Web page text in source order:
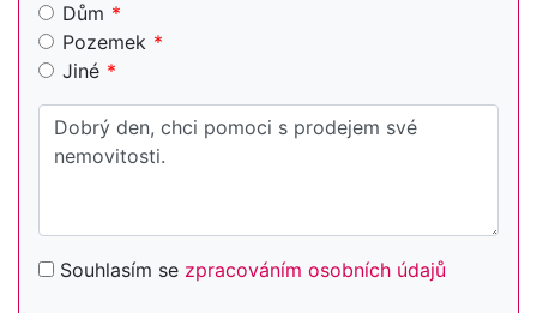
Dům
Pozemek
Jiné
Souhlasím se zpracováním osobních údajů